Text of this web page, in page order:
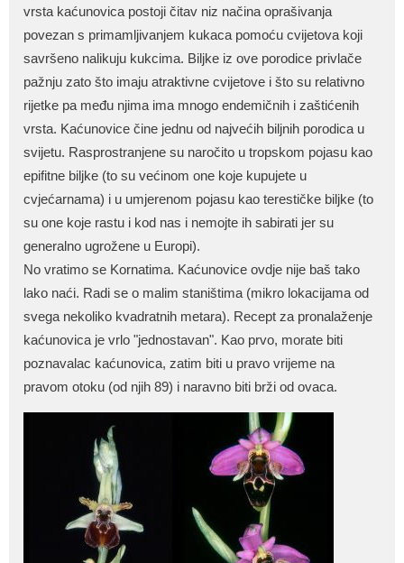
vrsta kaćunovica postoji čitav niz načina oprašivanja
povezan s primamljivanjem kukaca pomoću cvijetova koji
savršeno nalikuju kukcima. Biljke iz ove porodice privlače
pažnju zato što imaju atraktivne cvijetove i što su relativno
rijetke pa među njima ima mnogo endemičnih i zaštićenih
vrsta. Kaćunovice čine jednu od najvećih biljnih porodica u
svijetu. Rasprostranjene su naročito u tropskom pojasu kao
epifitne biljke (to su većinom one koje kupujete u
cvjećarnama) i u umjerenom pojasu kao terestičke biljke (to
su one koje rastu i kod nas i nemojte ih sabirati jer su
generalno ugrožene u Europi).
No vratimo se Kornatima. Kaćunovice ovdje nije baš tako
lako naći. Radi se o malim staništima (mikro lokacijama od
svega nekoliko kvadratnih metara). Recept za pronalaženje
kaćunovica je vrlo "jednostavan". Kao prvo, morate biti
poznavalac kaćunovica, zatim biti u pravo vrijeme na
pravom otoku (od njih 89) i naravno biti brži od ovaca.